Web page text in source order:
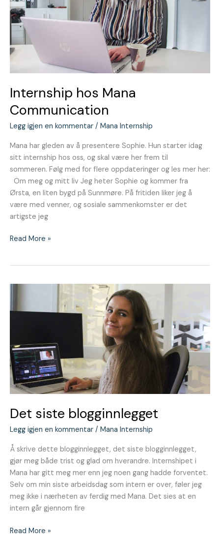
Internship hos Mana
Communication
Legg igjen en kommentar / Mana Internship
Mana har gleden av å presentere Sophie. Hun starter idag
sitt internship hos oss, og skal være her frem til
sommeren. Følg med for flere oppdateringer og les mer her:
Om meg og mitt liv Jeg heter Sophie og kommer fra
Ørsta, en liten bygd på Sunnmøre. På fritiden liker jeg å
være med venner, og sosiale sammenkomster er det
artigste jeg
Read More »
Det siste blogginnlegget
Legg igjen en kommentar / Mana Internship
Å skrive dette blogginnlegget, det siste blogginnlegget,
gjør meg både trist og glad om hverandre. Internshipet i
Mana har gitt meg mer enn jeg noen gang hadde forventet.
Selv om min siste arbeidsdag som intern er over, føler jeg
meg ikke i nærheten av ferdig med Mana. Det sies at en
intern går gjennom fire
blogginnlegget
Read More »